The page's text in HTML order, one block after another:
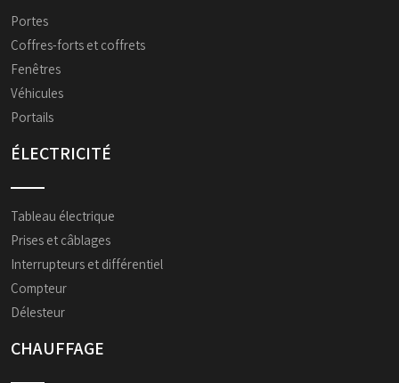
Portes
Coffres-forts et coffrets
Fenêtres
Véhicules
Portails
ÉLECTRICITÉ
Tableau électrique
Prises et câblages
Interrupteurs et différentiel
Compteur
Délesteur
CHAUFFAGE